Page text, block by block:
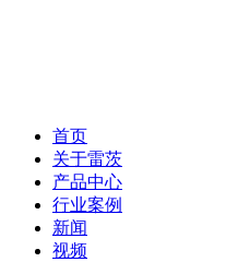
首页
关于雷茨
产品中心
行业案例
新闻
视频